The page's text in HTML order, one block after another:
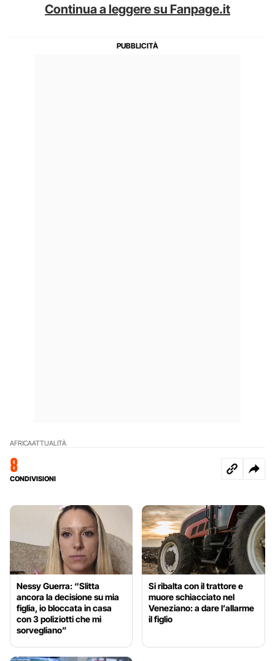
Continua a leggere su Fanpage.it
AFRICAATTUALITÀ
8
CONDIVISIONI
Nessy Guerra: “Slitta
ancora la decisione su mia
figlia, io bloccata in casa
con 3 poliziotti che mi
sorvegliano”
Si ribalta con il trattore e
muore schiacciato nel
Veneziano: a dare l’allarme
il figlio